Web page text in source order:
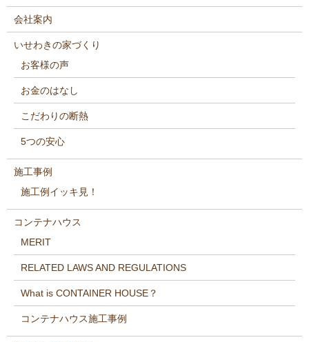
会社案内
いせわきの家づくり
お客様の声
お金のはなし
こだわりの断熱
5つの安心
施工事例
施工例イッキ見！
コンテナハウス
MERIT
RELATED LAWS AND REGULATIONS
What is CONTAINER HOUSE？
コンテナハウス施工事例